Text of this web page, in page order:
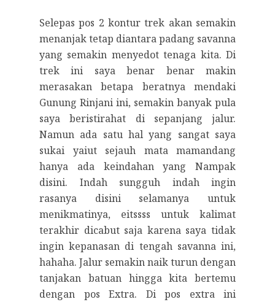
Selepas pos 2 kontur trek akan semakin
menanjak tetap diantara padang savanna
yang semakin menyedot tenaga kita. Di
trek ini saya benar benar makin
merasakan betapa beratnya mendaki
Gunung Rinjani ini, semakin banyak pula
saya beristirahat di sepanjang jalur.
Namun ada satu hal yang sangat saya
sukai yaiut sejauh mata mamandang
hanya ada keindahan yang Nampak
disini. Indah sungguh indah ingin
rasanya disini selamanya untuk
menikmatinya, eitssss untuk kalimat
terakhir dicabut saja karena saya tidak
ingin kepanasan di tengah savanna ini,
hahaha. Jalur semakin naik turun dengan
tanjakan batuan hingga kita bertemu
dengan pos Extra. Di pos extra ini